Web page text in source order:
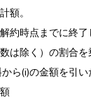
額。
約時点までに終
は除く）の割合
ら(i)の金額を引